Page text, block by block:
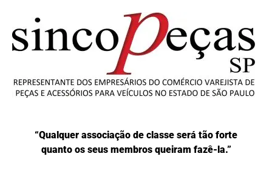
“Qualquer associação de classe será tão forte
quanto os seus membros queiram fazê-la.”